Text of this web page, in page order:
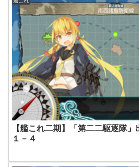
【艦これ二期】「第二二駆逐隊」
１－４